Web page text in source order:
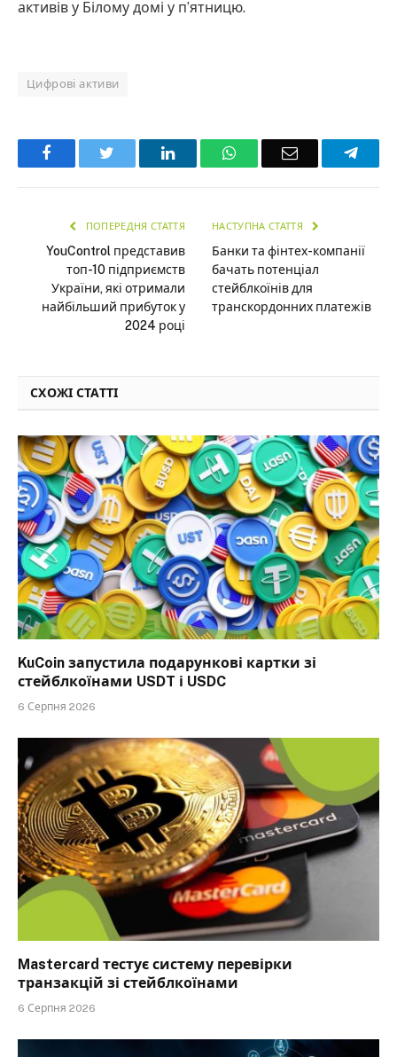
активів у Білому домі у п’ятницю.
Цифрові активи
Facebook LinkedInWhatsAppEmail
ПОПЕРЕДНЯ СТАТТЯ
YouControl представив
топ-10 підприємств
України, які отримали
найбільший прибуток у
2024 році
НАСТУПНА СТАТТЯ
Банки та фінтех-компанії
бачать потенціал
стейблкоїнів для
транскордонних платежів
СХОЖІ СТАТТІ
KuCoin запустила подарункові картки зі
стейблкоїнами USDT і USDC
6 Серпня 2026
Mastercard тестує систему перевірки
транзакцій зі стейблкоїнами
6 Серпня 2026